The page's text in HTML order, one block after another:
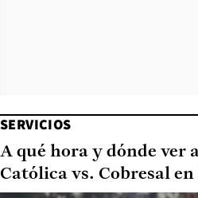
SERVICIOS
A qué hora y dónde ver
Católica vs. Cobresal